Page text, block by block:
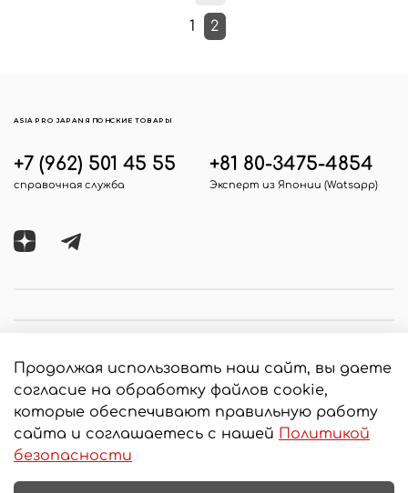
1 2
+7 (962) 501 45 55
справочная служба
+81 80-3475-4854
Эксперт из Японии (Watsapp)
ASIA PRO JAPAN ЯПОНСКИЕ ТОВАРЫ
© 2020 Любое использование контента без
письменного разрешения запрещено
Продолжая использовать наш сайт, вы даете
согласие на обработку файлов cookie,
которые обеспечивают правильную работу
сайта и соглашаетесь с нашей Политикой
безопасности